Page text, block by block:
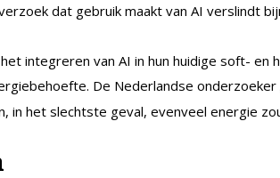
dat gebruik maakt van AI verslindt
integreren van AI in hun huidige soft- en
De Nederlandse onderzoeker
in het slechtste geval, evenveel energie